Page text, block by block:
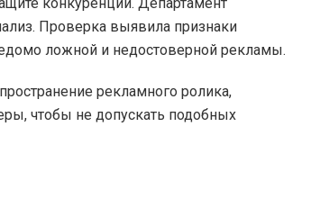
конкуренции. Департамент
Проверка выявила признаки
ложной и недостоверной рекламы.
рекламного ролика,
чтобы не допускать подобных